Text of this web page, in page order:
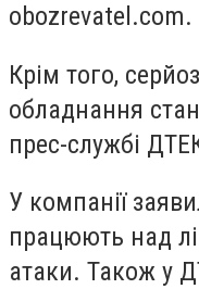
obozrevatel.com.
Крім того,
обладнання
прес-службі
У компанії
працюють над
атаки. Також у